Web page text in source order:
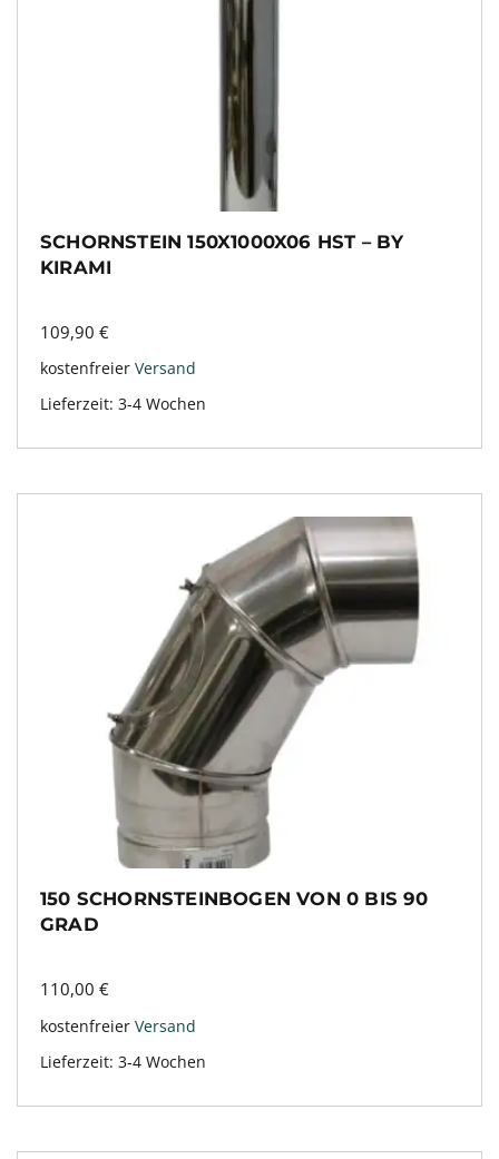
SCHORNSTEIN 150X1000X06 HST – BY
KIRAMI
109,90 €
kostenfreier Versand
Lieferzeit: 3-4 Wochen
150 SCHORNSTEINBOGEN VON 0 BIS 90
GRAD
110,00 €
kostenfreier Versand
Lieferzeit: 3-4 Wochen